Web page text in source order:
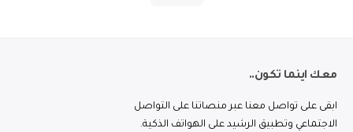
معك اينما تكون..
ابقى على تواصل معنا عبر منصاتنا على التواصل
الاجتماعي وتطبيق الرشيد على الهواتف الذكية.